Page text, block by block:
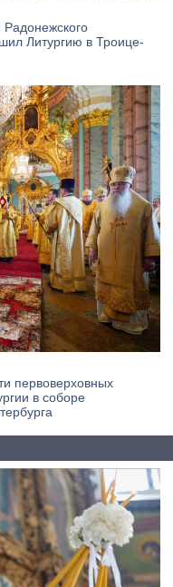
Литургию в Троице-
первоверховных
в соборе